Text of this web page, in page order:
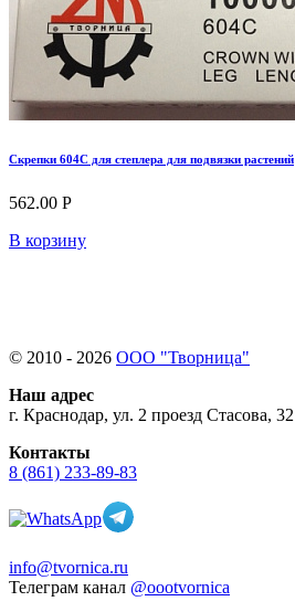
Скрепки 604С для степлера для подвязки растений
562.00 Р
В корзину
© 2010 - 2026 ООО "Творница"
Наш адрес
г. Краснодар, ул. 2 проезд Стасова, 32
Контакты
8 (861) 233-89-83
info@tvornica.ru
Телеграм канал @oootvornica